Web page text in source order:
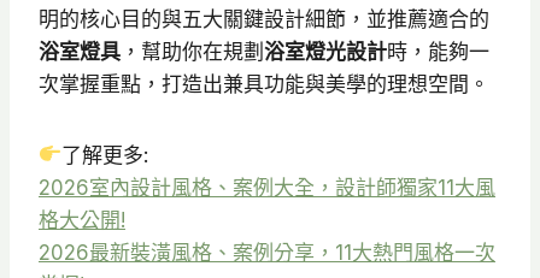
明的核心目的與五大關鍵設計細節，並推薦適合的
浴室燈具 ，幫助你在規劃 浴室燈光設計時，能夠一
次掌握重點，打造出兼具功能與美學的理想空間。
了解更多:
2026室內設計風格、案例大全，設計師獨家11大風
格大公開!
2026最新裝潢風格、案例分享，11大熱門風格一次